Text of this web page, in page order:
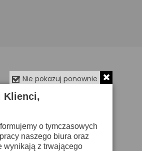
Nie pokazuj ponownie
Klienci,
o tymczasowych
naszego biura oraz
wynikają z trwającego